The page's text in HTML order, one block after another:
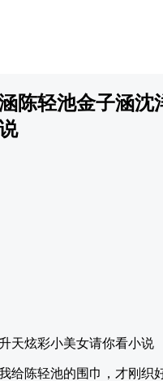
陈轻池金子涵
天炫彩小美女请你看小说
给陈轻池的围巾，才刚织好